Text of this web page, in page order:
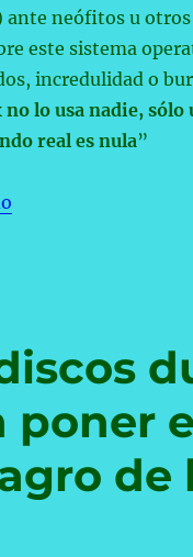
ante neófitos u
este sistema
incredulidad o
lo usa nadie, sólo
real es nula”
«Linux en la vida
poner
de